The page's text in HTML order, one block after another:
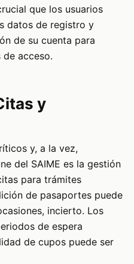
que los usuarios
datos de registro y
de su cuenta para
acceso.
y
y, a la vez,
del SAIME es la gestión
para trámites
de pasaportes puede
incierto. Los
de espera
de cupos puede ser